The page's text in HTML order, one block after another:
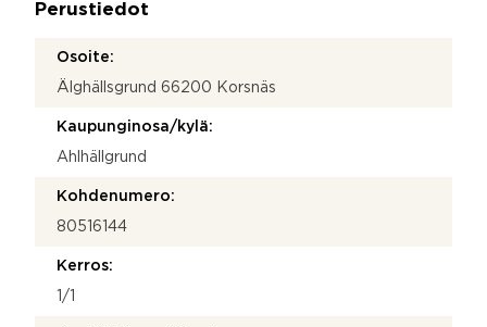
i
s
t
*
Perustiedot
Osoite:
Älghällsgrund 66200 Korsnäs
Kaupunginosa/kylä:
Ahlhällgrund
Kohdenumero:
80516144
Kerros:
1/1